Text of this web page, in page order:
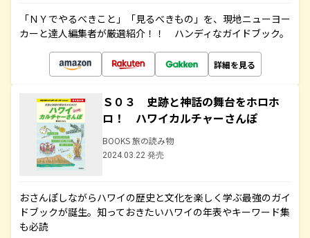
「ＮＹでやるべきこと」「見るべきもの」を、現地ニューヨー
カーと達人編集者が厳選紹介！！ ハンディなガイドブック。
詳細を見る
Ｓ０３ 史跡と神話の舞台をホロホ
ロ！ ハワイカルチャーさんぽ
BOOKS 旅の読み物
2024.03.22 発売
おさんぽしながらハワイの歴史と文化を楽しく学ぶ最強のガイ
ドブックが誕生。知っておきたいハワイの年表やキーワード集
も必読